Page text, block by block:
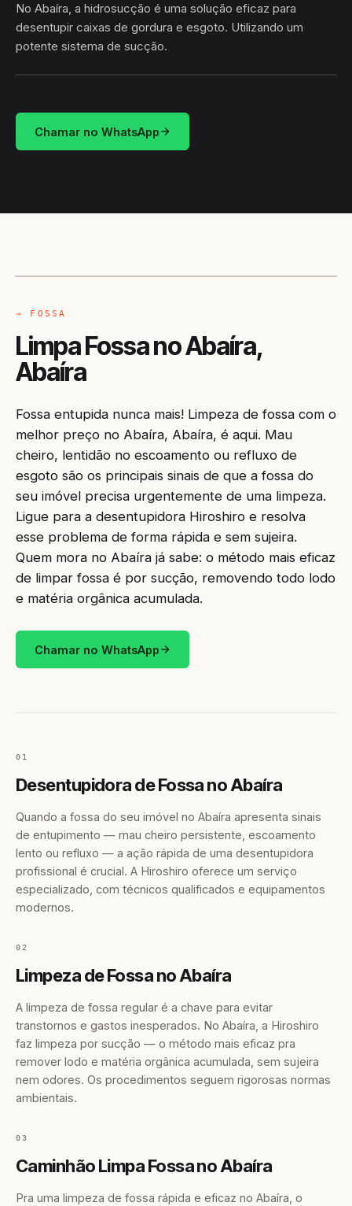
No Abaíra, a hidrosucção é uma solução eficaz para
desentupir caixas de gordura e esgoto. Utilizando um
potente sistema de sucção.
HIDROSUCÇÃO
Chamar no WhatsApp
→ FOSSA
Limpa Fossa no Abaíra,
Abaíra
Fossa entupida nunca mais! Limpeza de fossa com o
melhor preço no Abaíra, Abaíra, é aqui. Mau
cheiro, lentidão no escoamento ou refluxo de
esgoto são os principais sinais de que a fossa do
seu imóvel precisa urgentemente de uma limpeza.
Ligue para a desentupidora Hiroshiro e resolva
esse problema de forma rápida e sem sujeira.
Quem mora no Abaíra já sabe: o método mais eficaz
de limpar fossa é por sucção, removendo todo lodo
e matéria orgânica acumulada.
Chamar no WhatsApp
01
Desentupidora de Fossa no Abaíra
Quando a fossa do seu imóvel no Abaíra apresenta sinais
de entupimento — mau cheiro persistente, escoamento
lento ou refluxo — a ação rápida de uma desentupidora
profissional é crucial. A Hiroshiro oferece um serviço
especializado, com técnicos qualificados e equipamentos
modernos.
02
Limpeza de Fossa no Abaíra
A limpeza de fossa regular é a chave para evitar
transtornos e gastos inesperados. No Abaíra, a Hiroshiro
faz limpeza por sucção — o método mais eficaz pra
remover lodo e matéria orgânica acumulada, sem sujeira
nem odores. Os procedimentos seguem rigorosas normas
ambientais.
03
Caminhão Limpa Fossa no Abaíra
Pra uma limpeza de fossa rápida e eficaz no Abaíra, o